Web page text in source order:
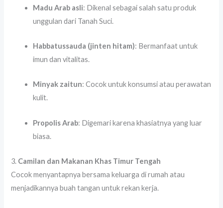
Madu Arab asli: Dikenal sebagai salah satu produk
unggulan dari Tanah Suci.
Habbatussauda (jinten hitam): Bermanfaat untuk
imun dan vitalitas.
Minyak zaitun: Cocok untuk konsumsi atau perawatan
kulit.
Propolis Arab: Digemari karena khasiatnya yang luar
biasa.
3. Camilan dan Makanan Khas Timur Tengah
Cocok menyantapnya bersama keluarga di rumah atau
menjadikannya buah tangan untuk rekan kerja.